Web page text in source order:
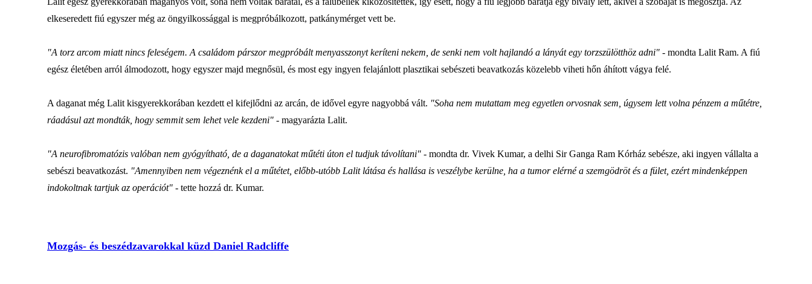
elkeseredett fiú egyszer még az öngyilkossággal is megpróbálkozott, patkánymérget vett be.
"A torz arcom miatt nincs feleségem. A családom párszor megpróbált menyasszonyt keríteni nekem, de senki nem volt hajlandó a lányát egy torzszülötthöz adni" - mondta Lalit Ram. A fiú
egész életében arról álmodozott, hogy egyszer majd megnősül, és most egy ingyen felajánlott plasztikai sebészeti beavatkozás közelebb viheti hőn áhított vágya felé.
A daganat még Lalit kisgyerekkorában kezdett el kifejlődni az arcán, de idővel egyre nagyobbá vált. "Soha nem mutattam meg egyetlen orvosnak sem, úgysem lett volna pénzem a műtétre,
ráadásul azt mondták, hogy semmit sem lehet vele kezdeni" - magyarázta Lalit.
"A neurofibromatózis valóban nem gyógyítható, de a daganatokat műtéti úton el tudjuk távolítani" - mondta dr. Vivek Kumar, a delhi Sir Ganga Ram Kórház sebésze, aki ingyen vállalta a
sebészi beavatkozást. "Amennyiben nem végeznénk el a műtétet, előbb-utóbb Lalit látása és hallása is veszélybe kerülne, ha a tumor elérné a szemgödröt és a fület, ezért mindenképpen
indokoltnak tartjuk az operációt" - tette hozzá dr. Kumar.
Mozgás- és beszédzavarokkal küzd Daniel Radcliffe